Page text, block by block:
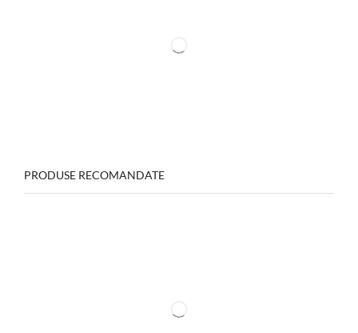
PRODUSE RECOMANDATE